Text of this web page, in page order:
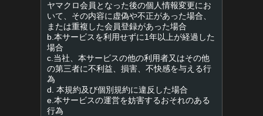
ヤマクロ会員となった後の個人情報変更にお
いて、その内容に虚偽や不正があった場合、
または重複した会員登録があった場合
b.本サービスを利用せずに1年以上が経過した
場合
c.当社、本サービスの他の利用者又はその他
の第三者に不利益、損害、不快感を与える行
為
d. 本規約及び個別規約に違反した場合
e.本サービスの運営を妨害するおそれのある
行為